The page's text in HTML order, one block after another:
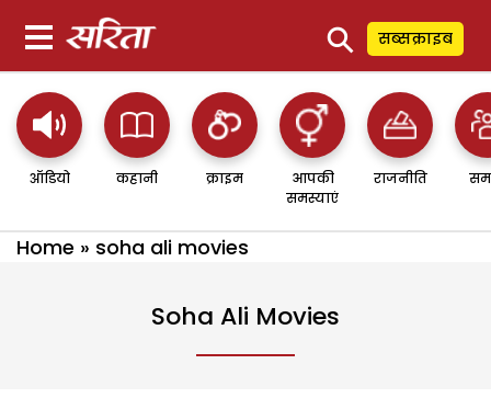
⚲ सब्सक्राइब
ऑडियो कहानी क्राइम
आपकी
समस्याएं
राजनीति
Home » soha ali movies
Soha Ali Movies